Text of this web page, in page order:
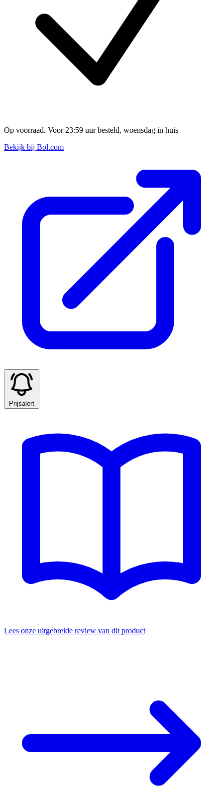
Op voorraad. Voor 23:59 uur besteld, woensdag in huis
Bekijk bij Bol.com
Prijsalert
Lees onze uitgebreide review van dit product